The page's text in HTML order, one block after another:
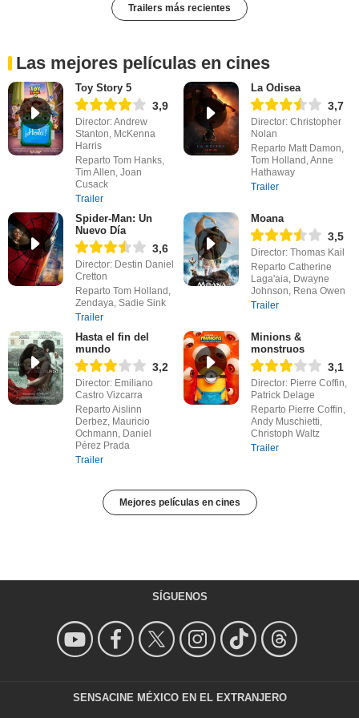
Trailers más recientes
Las mejores películas en cines
Toy Story 5
3,9
Director: Andrew
Stanton, McKenna
Harris
Reparto Tom Hanks,
Tim Allen, Joan
Cusack
Trailer
La Odisea
3,7
Director: Christopher
Nolan
Reparto Matt Damon,
Tom Holland, Anne
Hathaway
Trailer
Spider-Man: Un
Nuevo Día
3,6
Director: Destin Daniel
Cretton
Reparto Tom Holland,
Zendaya, Sadie Sink
Trailer
Moana
3,5
Director: Thomas Kail
Reparto Catherine
Laga'aia, Dwayne
Johnson, Rena Owen
Trailer
Hasta el fin del
mundo
3,2
Director: Emiliano
Castro Vizcarra
Reparto Aislinn
Derbez, Mauricio
Ochmann, Daniel
Pérez Prada
Trailer
Minions &
monstruos
3,1
Director: Pierre Coffin,
Patrick Delage
Reparto Pierre Coffin,
Andy Muschietti,
Christoph Waltz
Trailer
Mejores películas en cines
SÍGUENOS
SENSACINE MÉXICO EN EL EXTRANJERO